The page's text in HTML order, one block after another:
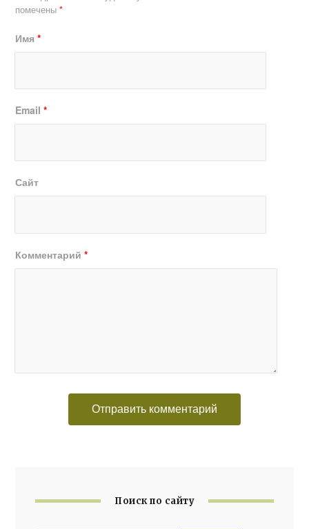
помечены*
Имя*
Email*
Сайт
Комментарий*
Поиск по сайту